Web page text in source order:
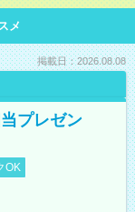
メ
掲載日：2026.08.08
プレゼン
OK